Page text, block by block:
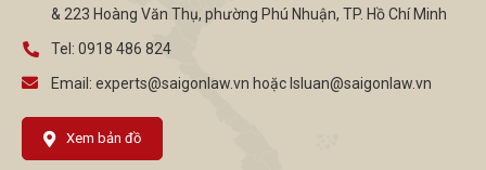
& 223 Hoàng Văn Thụ, phường Phú Nhuận, TP. Hồ Chí Minh
Tel: 0918 486 824
Email: experts@saigonlaw.vn hoặc lsluan@saigonlaw.vn
Xem bản đồ